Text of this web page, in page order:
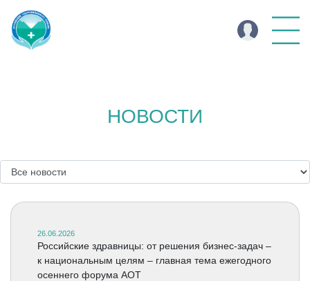
НОВОСТИ
26.06.2026
Российские здравницы: от решения бизнес-задач –
к национальным целям – главная тема ежегодного
осеннего форума АОТ